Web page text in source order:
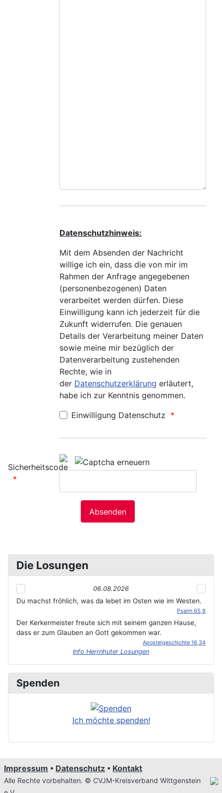
Datenschutzhinweis:
Mit dem Absenden der Nachricht
willige ich ein, dass die von mir im
Rahmen der Anfrage angegebenen
(personenbezogenen) Daten
verarbeitet werden dürfen. Diese
Einwilligung kann ich jederzeit für die
Zukunft widerrufen. Die genauen
Details der Verarbeitung meiner Daten
sowie meine mir bezüglich der
Datenverarbeitung zustehenden
Rechte, wie in
der Datenschutzerklärung erläutert,
habe ich zur Kenntnis genommen.
Einwilligung Datenschutz
Sicherheitscode
Die Losungen
06.08.2026
Du machst fröhlich, was da lebet im Osten wie im Westen.
Psalm 65,9
Der Kerkermeister freute sich mit seinem ganzen Hause,
dass er zum Glauben an Gott gekommen war.
Apostelgeschichte 16,34
Info Herrnhuter Losungen
Spenden
Ich möchte spenden!
Impressum • Datenschutz • Kontakt
Alle Rechte vorbehalten. © CVJM-Kreisverband Wittgenstein